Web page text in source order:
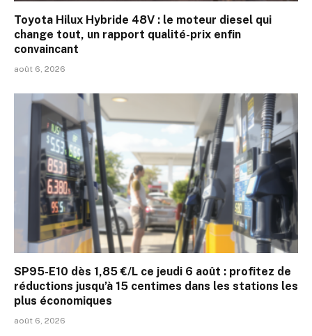
Toyota Hilux Hybride 48V : le moteur diesel qui
change tout, un rapport qualité-prix enfin
convaincant
août 6, 2026
SP95-E10 dès 1,85 €/L ce jeudi 6 août : profitez de
réductions jusqu’à 15 centimes dans les stations les
plus économiques
août 6, 2026